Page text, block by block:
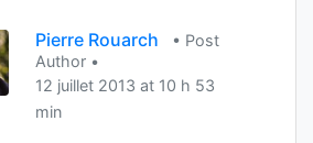
Pierre Rouarch
• Post
Author •
12 juillet 2013 at 10 h 53
min